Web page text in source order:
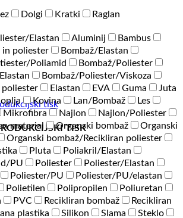
TISK
Dolgi Kratki
Raglan
Elastan Aluminij
Bambus
in poliester
Bombaž/Elastan
Poliamid
Bombaž/Poliester
Bombaž/Poliester/Viskoza
poliester
Elastan EVA Guma
Juta
Kovina Lan/Bombaž
Les
Mikrofibra Najlon
Najlon/Poliester
material Organski bombaž
Organski
Organski bombaž/Recikliran poliester
Pluta
Poliakril/Elastan
PU Poliester
Poliester/Elastan
Poliester/PU
Poliester/PU/elastan
Polietilen Polipropilen
Poliuretan
PVC Recikliran bombaž
Recikliran
plastika Silikon Slama
Steklo